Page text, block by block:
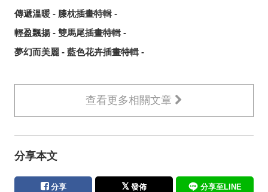
傳遞溫暖 - 膝枕插畫特輯 -
輕盈飄揚 - 雙馬尾插畫特輯 -
夢幻而美麗 - 藍色花卉插畫特輯 -
查看更多相關文章
分享本文
分享 發佈 分享至LINE